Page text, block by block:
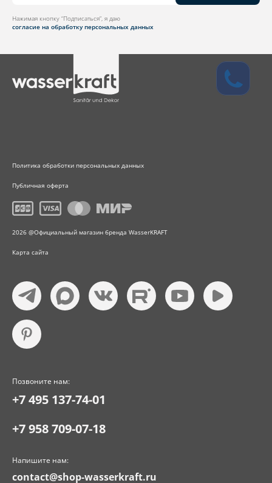
Нажимая кнопку “Подписаться”, я даю
согласие на обработку персональных данных
Политика обработки персональных данных
Публичная оферта
2026 @Официальный магазин бренда WasserKRAFT
Карта сайта
Позвоните нам:
+7 495 137-74-01
+7 958 709-07-18
Напишите нам:
contact@shop-wasserkraft.ru